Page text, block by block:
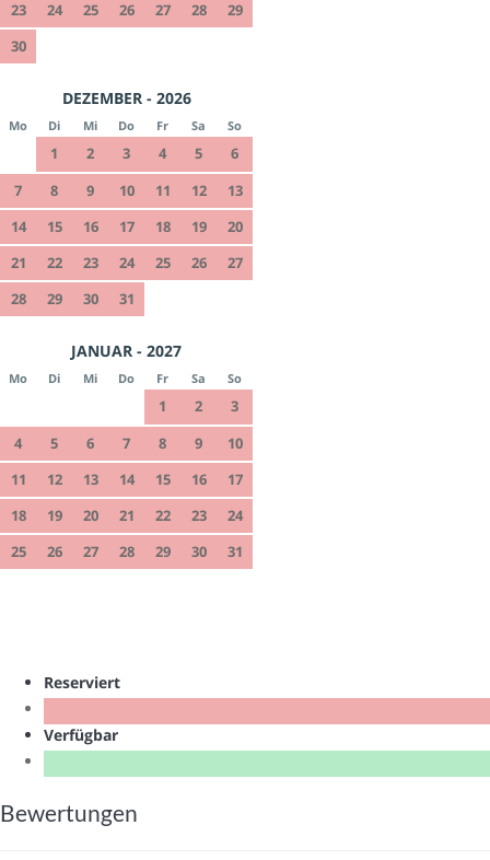
23
24 25 26 27 28
29
30
DEZEMBER - 2026
Mo Di Mi Do Fr Sa So
1 2 3 4 5
6
7
8 9 10 11 12
13
14
15 16 17 18 19
20
21
22 23 24 25 26
27
28
29 30 31
JANUAR - 2027
Mo Di Mi Do Fr Sa So
1 2
3
4
5 6 7 8 9
10
11
12 13 14 15 16
17
18
19 20 21 22 23
24
25
26 27 28 29 30 31
Reserviert
Verfügbar
Bewertungen